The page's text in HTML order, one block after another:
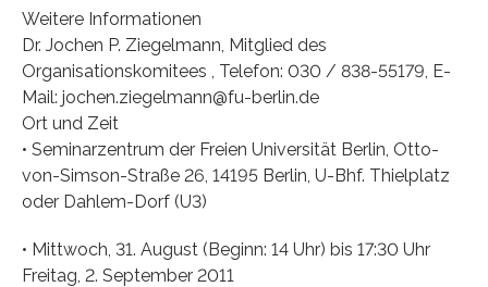
Weitere Informationen
Dr. Jochen P. Ziegelmann, Mitglied des
Organisationskomitees , Telefon: 030 / 838-55179, E-
Mail: jochen.ziegelmann@fu-berlin.de
Ort und Zeit
• Seminarzentrum der Freien Universität Berlin, Otto-
von-Simson-Straße 26, 14195 Berlin, U-Bhf. Thielplatz
oder Dahlem-Dorf (U3)
• Mittwoch, 31. August (Beginn: 14 Uhr) bis 17:30 Uhr
Freitag, 2. September 2011